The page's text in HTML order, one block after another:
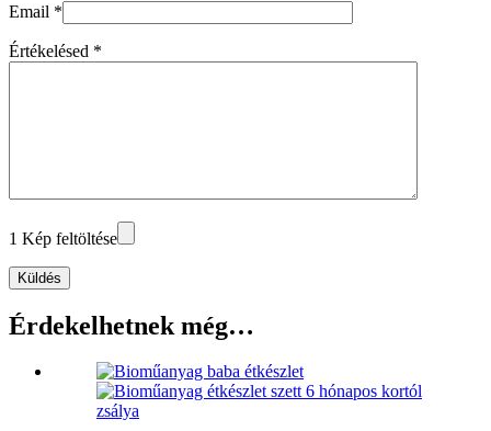
Email *
Értékelésed *
1 Kép feltöltése
Küldés
Érdekelhetnek még…